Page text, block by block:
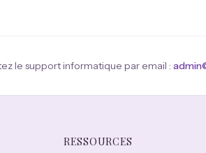
le support informatique par email :
RESSOURCES